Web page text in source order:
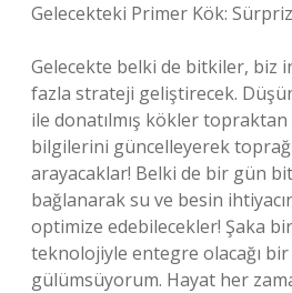
Gelecekteki Primer Kök:
Gelecekte belki de bitkiler, biz
fazla strateji geliştirecek.
ile donatılmış kökler topraktan
bilgilerini güncelleyerek
arayacaklar! Belki de bir gün
bağlanarak su ve besin
optimize edebilecekler! Şaka
teknolojiyle entegre olacağı
gülümsüyorum. Hayat her